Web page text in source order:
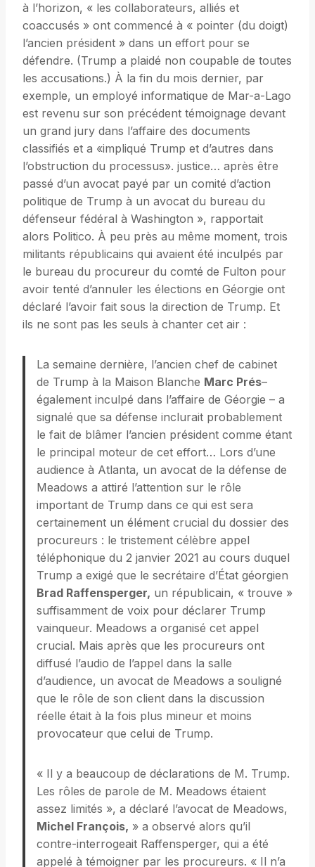
à l’horizon, « les collaborateurs, alliés et
coaccusés » ont commencé à « pointer (du doigt)
l’ancien président » dans un effort pour se
défendre. (Trump a plaidé non coupable de toutes
les accusations.) À la fin du mois dernier, par
exemple, un employé informatique de Mar-a-Lago
est revenu sur son précédent témoignage devant
un grand jury dans l’affaire des documents
classifiés et a «impliqué Trump et d’autres dans
l’obstruction du processus». justice… après être
passé d’un avocat payé par un comité d’action
politique de Trump à un avocat du bureau du
défenseur fédéral à Washington », rapportait
alors Politico. À peu près au même moment, trois
militants républicains qui avaient été inculpés par
le bureau du procureur du comté de Fulton pour
avoir tenté d’annuler les élections en Géorgie ont
déclaré l’avoir fait sous la direction de Trump. Et
ils ne sont pas les seuls à chanter cet air :
La semaine dernière, l’ancien chef de cabinet
de Trump à la Maison Blanche Marc Prés–
également inculpé dans l’affaire de Géorgie – a
signalé que sa défense inclurait probablement
le fait de blâmer l’ancien président comme étant
le principal moteur de cet effort… Lors d’une
audience à Atlanta, un avocat de la défense de
Meadows a attiré l’attention sur le rôle
important de Trump dans ce qui est sera
certainement un élément crucial du dossier des
procureurs : le tristement célèbre appel
téléphonique du 2 janvier 2021 au cours duquel
Trump a exigé que le secrétaire d’État géorgien
Brad Raffensperger, un républicain, « trouve »
suffisamment de voix pour déclarer Trump
vainqueur. Meadows a organisé cet appel
crucial. Mais après que les procureurs ont
diffusé l’audio de l’appel dans la salle
d’audience, un avocat de Meadows a souligné
que le rôle de son client dans la discussion
réelle était à la fois plus mineur et moins
provocateur que celui de Trump.
« Il y a beaucoup de déclarations de M. Trump.
Les rôles de parole de M. Meadows étaient
assez limités », a déclaré l’avocat de Meadows,
Michel François, » a observé alors qu’il
contre-interrogeait Raffensperger, qui a été
appelé à témoigner par les procureurs. « Il n’a